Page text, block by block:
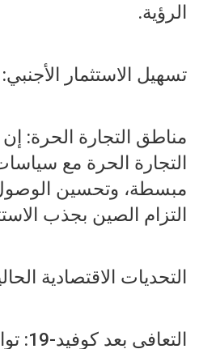
الرؤية.
تسهيل الاستثمار الأجنبي:
مناطق التجارة الحرة:
التجارة الحرة مع
مبسطة، وتحسين
التزام الصين بجذب
التحديات الاقتصادية